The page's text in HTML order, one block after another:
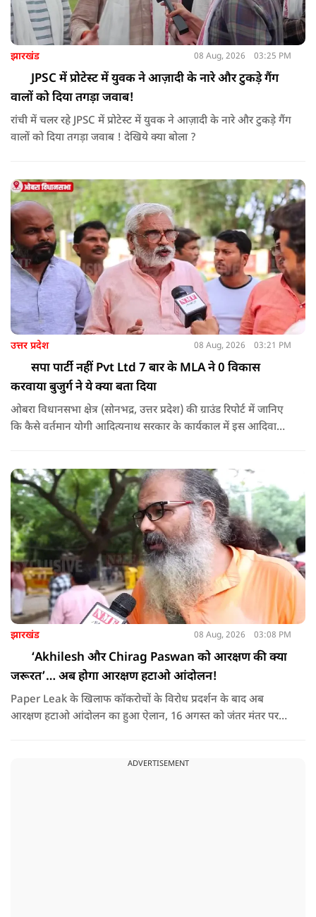
झारखंड 08 Aug, 2026 03:25 PM
JPSC में प्रोटेस्ट में युवक ने आज़ादी के नारे और टुकड़े गैंग
वालों को दिया तगड़ा जवाब!
रांची में चलर रहे JPSC में प्रोटेस्ट में युवक ने आज़ादी के नारे और टुकड़े गैंग
वालों को दिया तगड़ा जवाब ! देखिये क्या बोला ?
उत्तर प्रदेश 08 Aug, 2026 03:21 PM
सपा पार्टी नहीं Pvt Ltd 7 बार के MLA ने 0 विकास
करवाया बुजुर्ग ने ये क्या बता दिया
ओबरा विधानसभा क्षेत्र (सोनभद्र, उत्तर प्रदेश) की ग्राउंड रिपोर्ट में जानिए
कि कैसे वर्तमान योगी आदित्यनाथ सरकार के कार्यकाल में इस आदिवासी
अब सड़कों, पुलों, स्कूलों और अस्पतालों का निर्माण तेजी से हुआ है।
झारखंड 08 Aug, 2026 03:08 PM
‘Akhilesh और Chirag Paswan को आरक्षण की क्या
जरूरत’… अब होगा आरक्षण हटाओ आंदोलन!
Paper Leak के खिलाफ कॉकरोचों के विरोध प्रदर्शन के बाद अब
आरक्षण हटाओ आंदोलन का हुआ ऐलान, 16 अगस्त को जंतर मंतर पर
ADVERTISEMENT